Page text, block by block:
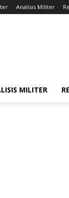
Analisis Militer
MILITER